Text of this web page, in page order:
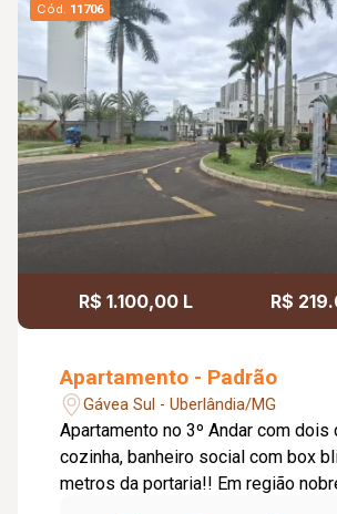
Cód. 11706
R$ 1.100,00 L R$
Apartamento - Padrão
Gávea Sul - Uberlândia/MG
Apartamento no 3º Andar com dois
cozinha, banheiro social com box
metros da portaria!! Em região